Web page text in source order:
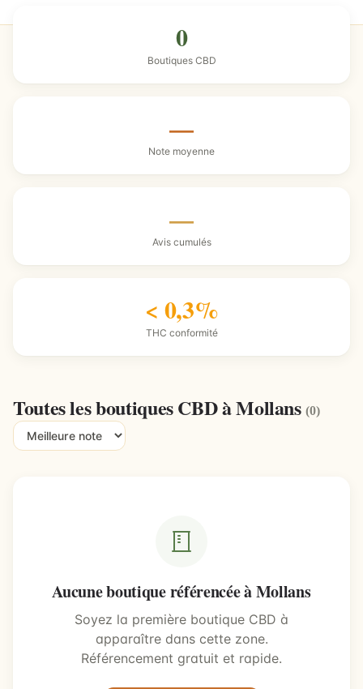
0
Boutiques CBD
—
Note moyenne
—
Avis cumulés
< 0,3%
THC conformité
Toutes les boutiques CBD à Mollans(0)
Aucune boutique référencée à Mollans
Soyez la première boutique CBD à
apparaître dans cette zone.
Référencement gratuit et rapide.